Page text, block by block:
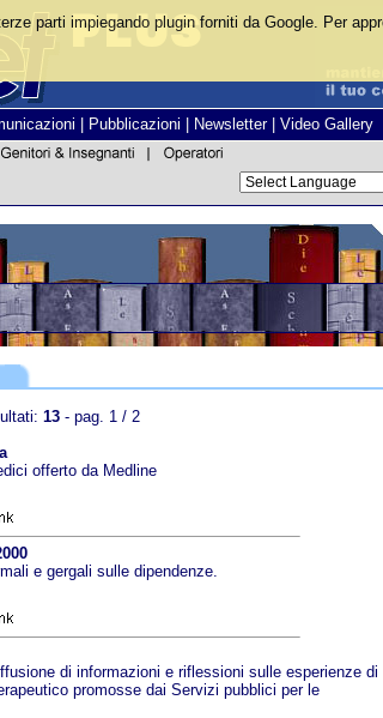
Pubblicazioni Newsletter| Video Gallery
13 - pag. 1 / 2
offerto da Medline
e gergali sulle dipendenze.
di informazioni e riflessioni sulle esperienze di
promosse dai Servizi pubblici per le
parti impiegando plugin forniti da Google. Per